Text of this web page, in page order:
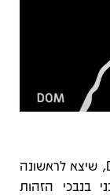
תיאור
אלבום הבכורה של ההרכב Duralex Sedlex, שיצא לראשונה
בנבכי הזהות